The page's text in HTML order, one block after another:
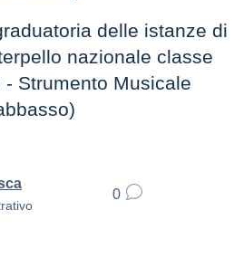
delle istanze di
nazionale classe
Strumento Musicale
0